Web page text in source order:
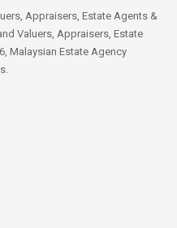
Appraisers, Estate Agents &
Valuers, Appraisers, Estate
Malaysian Estate Agency